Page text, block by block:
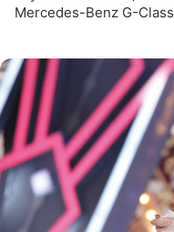
Mercedes-Benz G-